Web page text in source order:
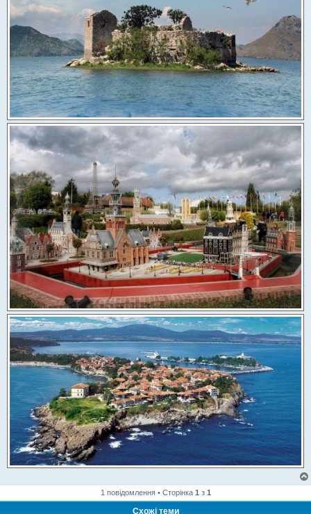
1 повідомлення • Сторінка 1 з 1
Схожі теми